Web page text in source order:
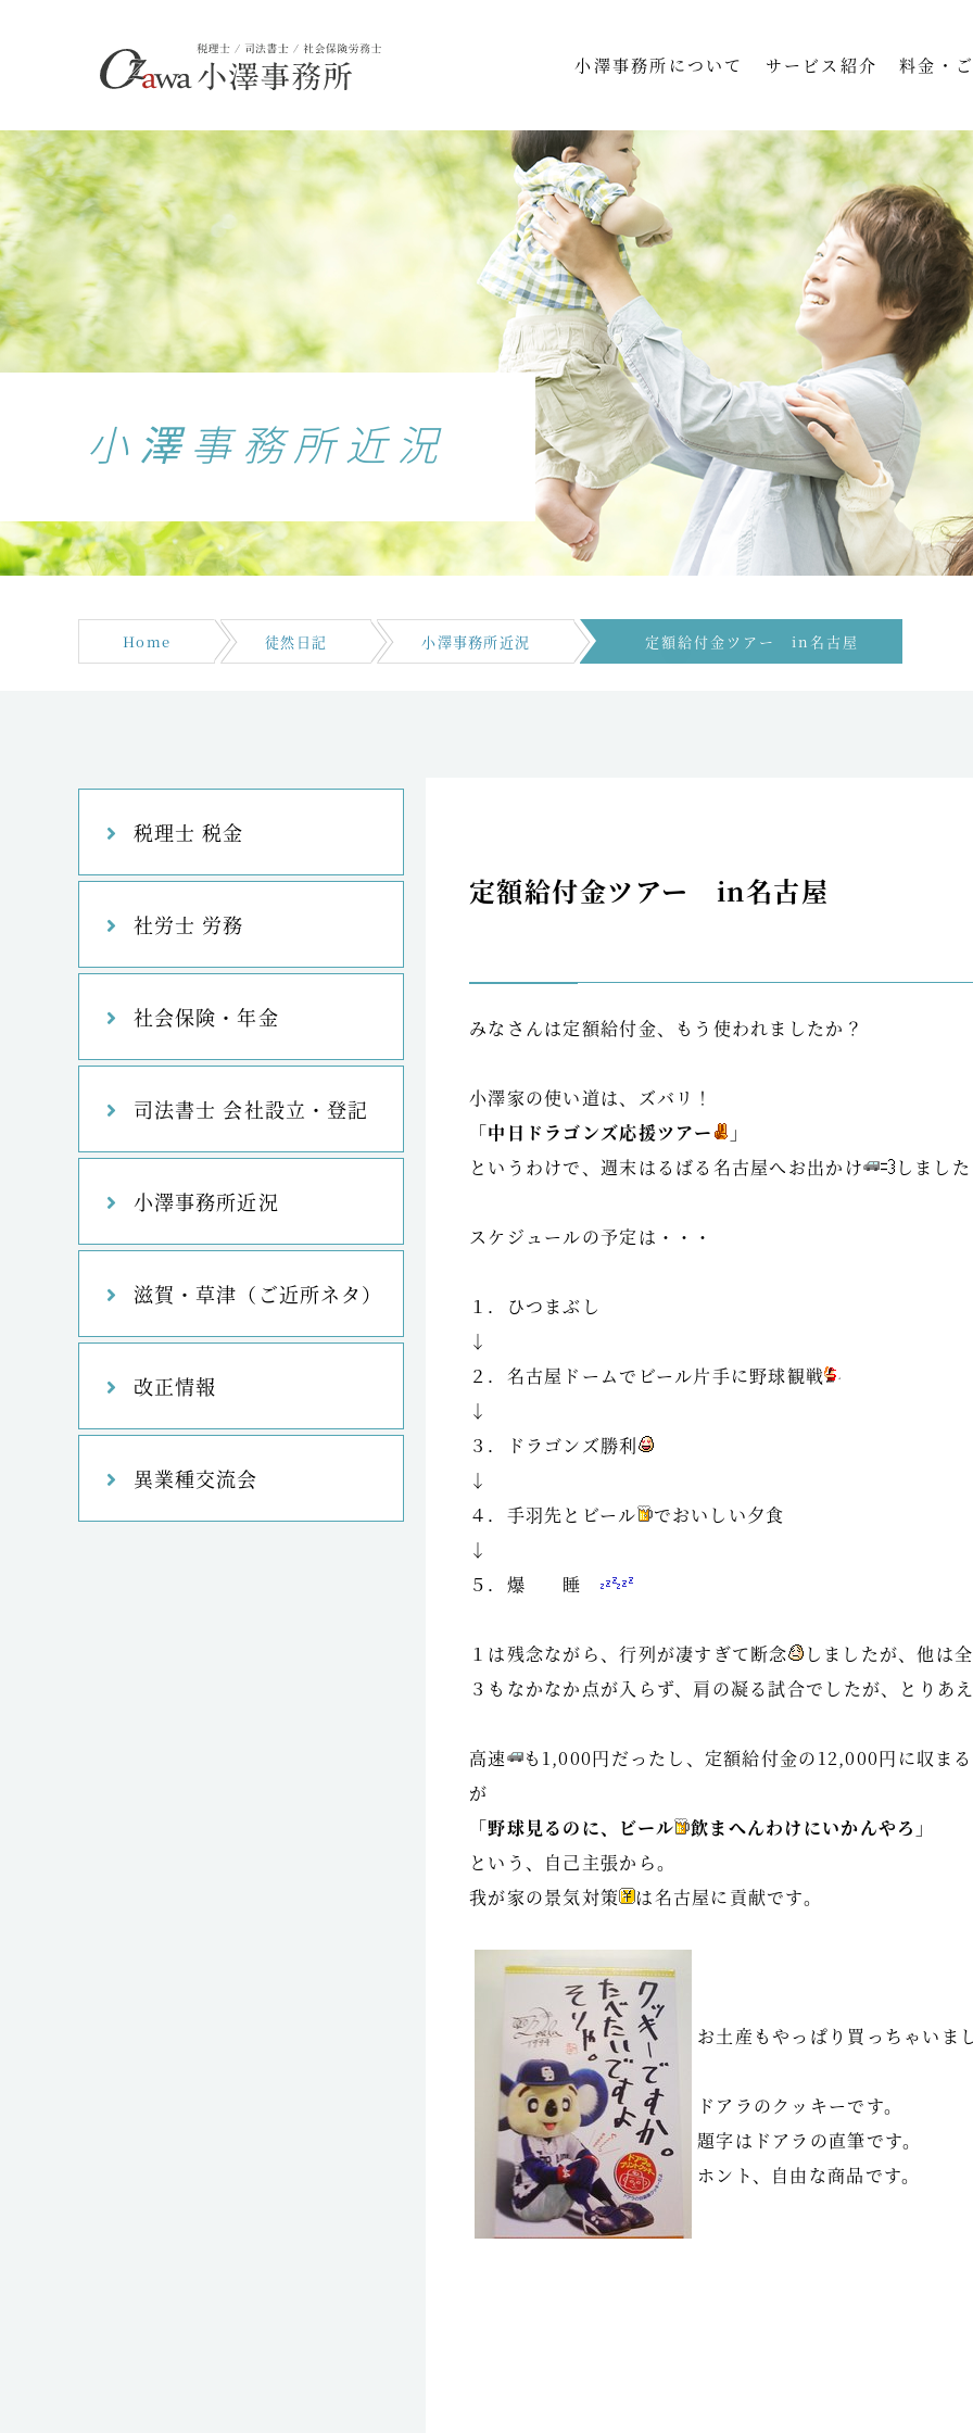
小澤事務所について サービス紹介 料金・
小澤事務所近況
Home 徒然日記 小澤事務所近況 定額給付金ツアー in名古屋
税理士 税金
社労士 労務
社会保険・年金
司法書士 会社設立・登記
小澤事務所近況
滋賀・草津（ご近所ネタ）
改正情報
異業種交流会
定額給付金ツアー in名古屋
みなさんは定額給付金、もう使われましたか？
小澤家の使い道は、ズバリ！
「中日ドラゴンズ応援ツアー
」
というわけで、週末はるばる名古屋へお出かけ
しまし
スケジュールの予定は・・・
１．ひつまぶし
↓
２．名古屋ドームでビール片手に野球観戦
↓
３．ドラゴンズ勝利
↓
４．手羽先とビール
でおいしい夕食
↓
５．爆 睡
１は残念ながら、行列が凄すぎて断念
しましたが、他は
３もなかなか点が入らず、肩の凝る試合でしたが、とりあ
高速
も1,000円だったし、定額給付金の12,000円に収ま
が
「野球見るのに、ビール
飲まへんわけにいかんやろ」
という、自己主張から。
我が家の景気対策
は名古屋に貢献です。
お土産もやっぱり買っちゃいま
ドアラのクッキーです。
題字はドアラの直筆です。
ホント、自由な商品です。